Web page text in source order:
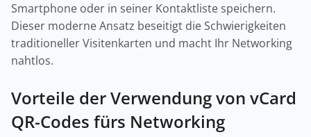
Smartphone oder in seiner Kontaktliste speichern.
Dieser moderne Ansatz beseitigt die Schwierigkeiten
traditioneller Visitenkarten und macht Ihr Networking
nahtlos.
Vorteile der Verwendung von vCard
QR-Codes fürs Networking